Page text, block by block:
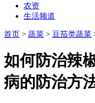
农资
生活频道
首页 > 蔬菜 > 豆茄类蔬菜
如何防治辣
病的防治方